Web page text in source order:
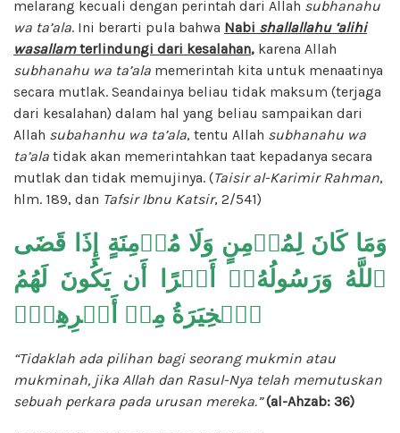
melarang kecuali dengan perintah dari Allah subhanahu
wa ta’ala. Ini berarti pula bahwa Nabi shallallahu ‘alihi
wasallamterlindungi dari kesalahan, karena Allah
subhanahu wa ta’ala memerintah kita untuk menaatinya
secara mutlak. Seandainya beliau tidak maksum (terjaga
dari kesalahan) dalam hal yang beliau sampaikan dari
Allah subahanhu wa ta’ala, tentu Allah subhanahu wa
ta’ala tidak akan memerintahkan taat kepadanya secara
mutlak dan tidak memujinya. (Taisir al-Karimir Rahman,
hlm. 189, dan Tafsir Ibnu Katsir, 2/541)
وَمَا كَانَ لِمُؤۡمِنٍ وَلَا مُؤۡمِنَةٍ إِذَا قَضَى
ٱللَّهُ وَرَسُولُهُۥٓ أَمۡرًا أَن يَكُونَ لَهُمُ
ٱلۡخِيَرَةُ مِنۡ أَمۡرِهِمۡۗ
“Tidaklah ada pilihan bagi seorang mukmin atau
mukminah, jika Allah dan Rasul-Nya telah memutuskan
sebuah perkara pada urusan mereka.” (al-Ahzab: 36)